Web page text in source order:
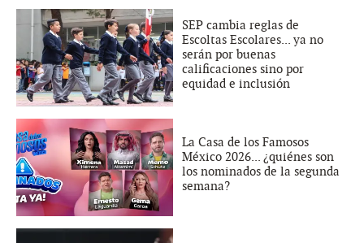
SEP cambia reglas de
Escoltas Escolares... ya no
serán por buenas
calificaciones sino por
equidad e inclusión
La Casa de los Famosos
México 2026... ¿quiénes son
los nominados de la segunda
semana?